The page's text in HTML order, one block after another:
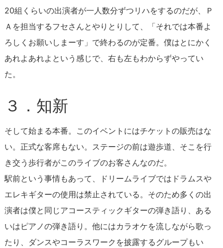
20組くらいの出演者が一人数分ずつリハをするのだが、Ｐ
Ａを担当するフセさんとやりとりして、「それでは本番よ
ろしくお願いしまーす」で終わるのが定番。僕はとにかく
あれよあれよという感じで、右も左もわからずやってい
た。
３．知新
そして始まる本番。このイベントにはチケットの販売はな
い。正式な客席もない。ステージの前は遊歩道、そこを行
き交う歩行者がこのライブのお客さんなのだ。
駅前という事情もあって、ドリームライブではドラムスや
エレキギターの使用は禁止されている。そのため多くの出
演者は僕と同じアコースティックギターの弾き語り、ある
いはピアノの弾き語り。他にはカラオケを流しながら歌っ
たり、ダンスやコーラスワークを披露するグループもい